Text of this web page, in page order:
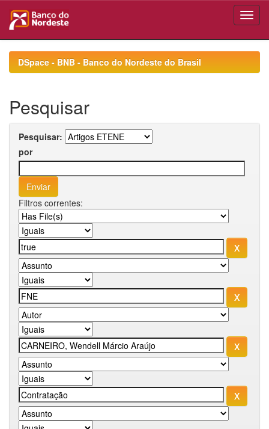
navigationDSpace - BNB - Banco do Nordeste do Brasil
Pesquisar
Pesquisar:
por
Filtros correntes: